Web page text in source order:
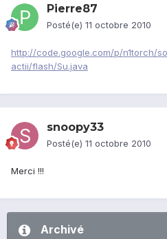
Pierre87
Posté(e) 11 octobre 2010
http://code.google.com/p/n1torch/
actii/flash/Su.java
snoopy33
Posté(e) 11 octobre 2010
Merci !!!
Archivé